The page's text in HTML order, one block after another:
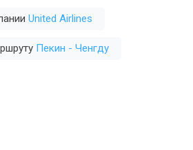
United Airlines
Пекин - Ченгду